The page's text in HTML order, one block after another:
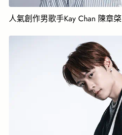
人氣創作男歌手Kay Chan 陳章棨